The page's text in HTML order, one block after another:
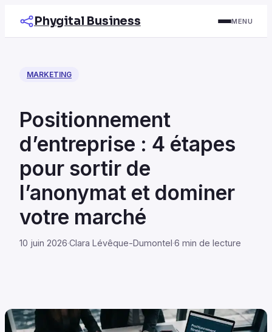
Phygital Business MENU
MARKETING
Positionnement
d’entreprise : 4 étapes
pour sortir de
l’anonymat et dominer
votre marché
10 juin 2026·Clara Lévêque-Dumontel·6 min de lecture